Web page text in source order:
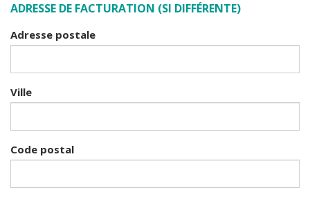
ADRESSE DE FACTURATION (SI DIFFÉRENTE)
Adresse postale
Ville
Code postal